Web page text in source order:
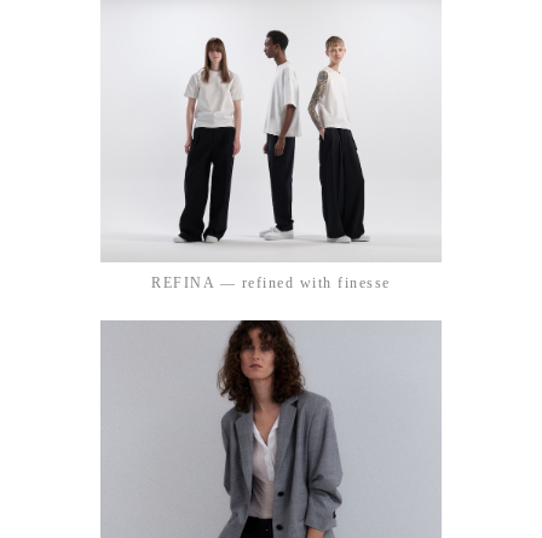
REFINA — refined with finesse